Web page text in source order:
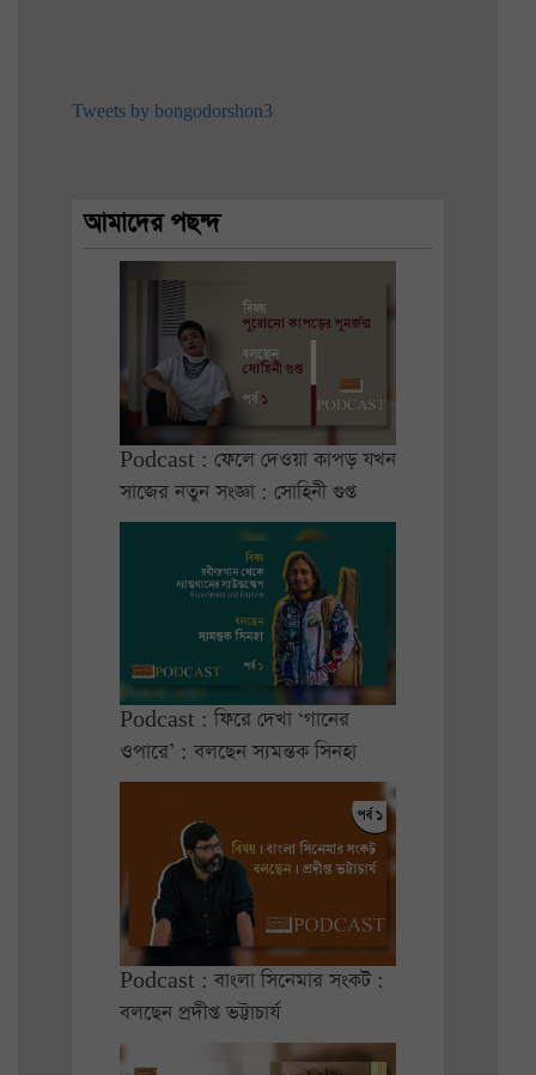
Tweets by bongodorshon3
আমাদের পছন্দ
Podcast : ফেলে দেওয়া কাপড় যখন
সাজের নতুন সংজ্ঞা : সোহিনী গুপ্ত
Podcast : ফিরে দেখা ‘গানের
ওপারে’ : বলছেন স্যমন্তক সিনহা
Podcast : বাংলা সিনেমার সংকট :
বলছেন প্রদীপ্ত ভট্টাচার্য